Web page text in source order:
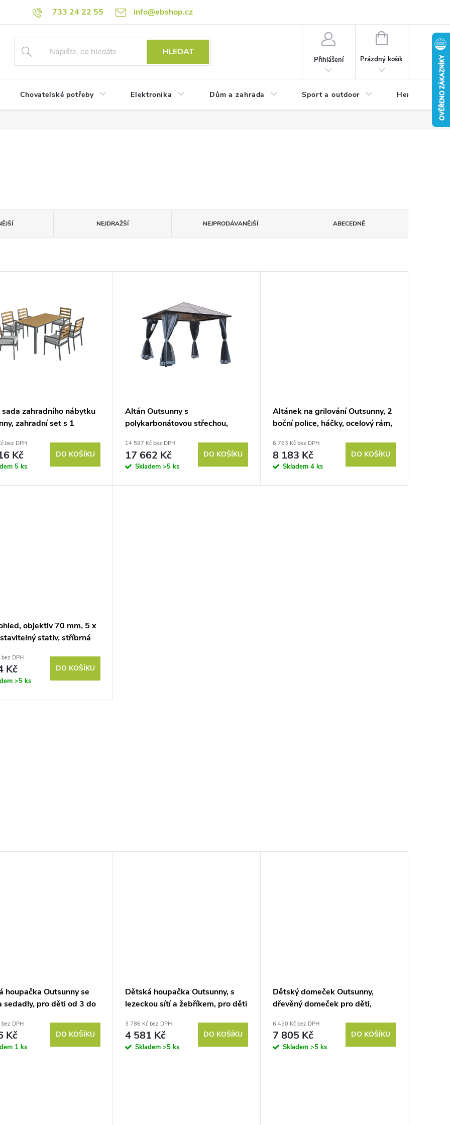
733 24 22 55 info@ebshop.cz
HLEDAT
Přihlášení
NÁKUPNÍ
Prázdný košík
Chovatelské potřeby Elektronika Dům a zahrada Sport a outdoor Herní zóna
NEJDRAŽŠÍ NEJPRODÁVANĚJŠÍ ABECEDNĚ
zahradního nábytku
zahradní set s 1
na terasu, přírodní dřevo
bez DPH
Kč
5 ks
DO KOŠÍKU
Altán Outsunny s
polykarbonátovou střechou,
hliníkový rám, tmavě šedý, 3 x 3
m
14 597 Kč bez DPH
17 662 Kč
Skladem >5 ks
DO KOŠÍKU
Altánek na grilování Outsunny, 2
boční police, háčky, ocelový rám,
6 763 Kč bez DPH
8 183 Kč
Skladem 4 ks
DO KOŠÍKU
objektiv 70 mm, 5 x
stativ, stříbrná
DPH
Kč
>5 ks
DO KOŠÍKU
houpačka Outsunny se
sedadly, pro děti od 3 do
DPH
Kč
1 ks
DO KOŠÍKU
Dětská houpačka Outsunny, s
lezeckou sítí a žebříkem, pro děti
barva
3 786 Kč bez DPH
4 581 Kč
Skladem >5 ks
DO KOŠÍKU
Dětský domeček Outsunny,
dřevěný domeček pro děti,
okny, květináče, 3-8 let, modrý
6 450 Kč bez DPH
7 805 Kč
Skladem >5 ks
DO KOŠÍKU